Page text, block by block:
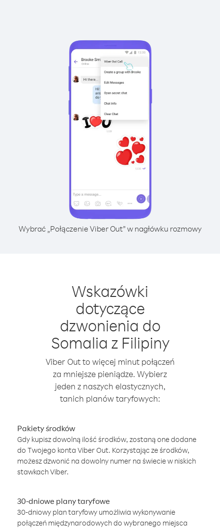
Wybrać „Połączenie Viber Out” w nagłówku rozmowy
Wskazówki
dotyczące
dzwonienia do
Somalia z Filipiny
Viber Out to więcej minut połączeń
za mniejsze pieniądze. Wybierz
jeden z naszych elastycznych,
tanich planów taryfowych:
Pakiety środków
Gdy kupisz dowolną ilość środków, zostaną one dodane
do Twojego konta Viber Out. Korzystając ze środków,
możesz dzwonić na dowolny numer na świecie w niskich
stawkach Viber.
30-dniowe plany taryfowe
30-dniowy plan taryfowy umożliwia wykonywanie
połączeń międzynarodowych do wybranego miejsca